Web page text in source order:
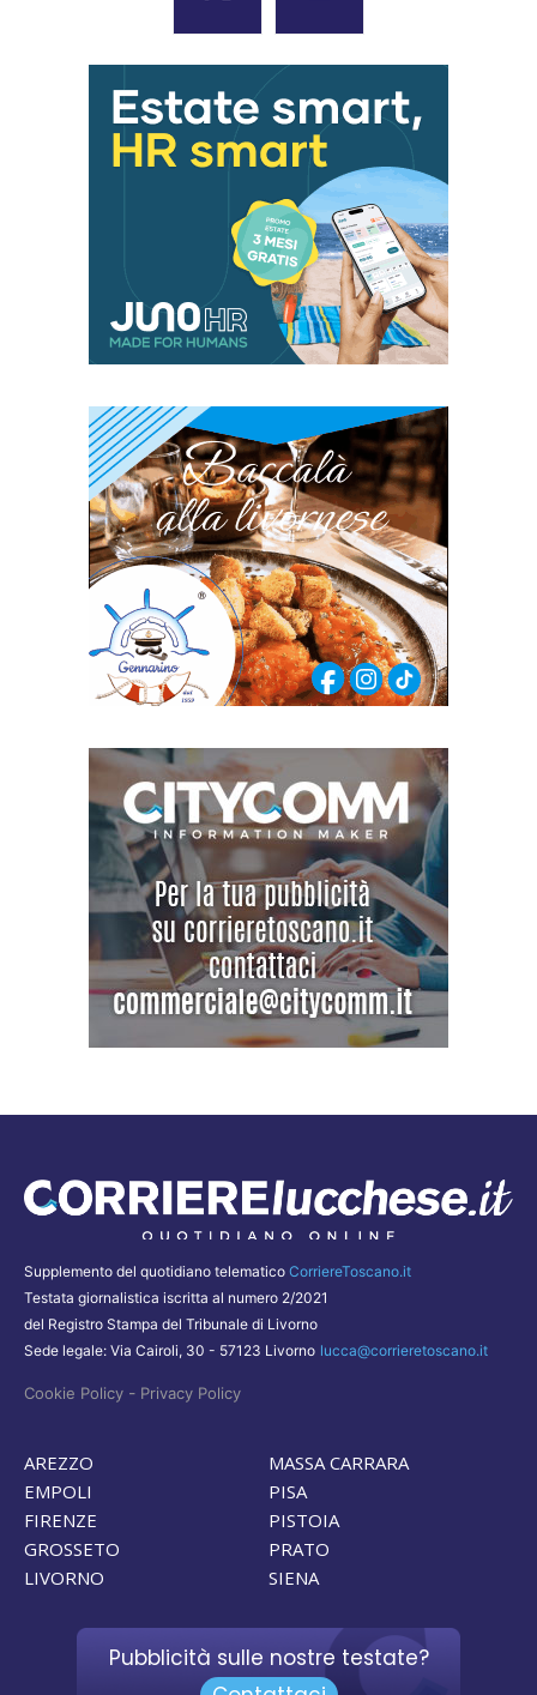
Supplemento del quotidiano telematico CorriereToscano.it
Testata giornalistica iscritta al numero 2/2021
del Registro Stampa del Tribunale di Livorno
Sede legale: Via Cairoli, 30 - 57123 Livorno lucca@corrieretoscano.it
Cookie Policy - Privacy Policy
AREZZO
EMPOLI
FIRENZE
GROSSETO
LIVORNO
MASSA CARRARA
PISA
PISTOIA
PRATO
SIENA
Pubblicità sulle nostre testate?